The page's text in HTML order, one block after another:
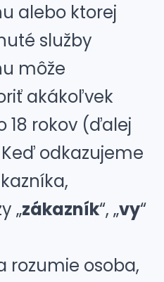
alebo ktorej
služby
môže
akákoľvek
18 rokov (ďalej
odkazujeme
„zákazník“, „vy“
rozumie osoba,